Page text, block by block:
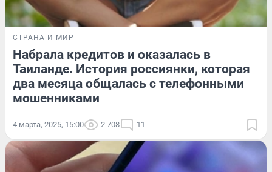
СТРАНА И МИР
Набрала кредитов и оказалась в
Таиланде. История россиянки, которая
два месяца общалась с телефонными
мошенниками
4 марта, 2025, 15:00 2 708 11